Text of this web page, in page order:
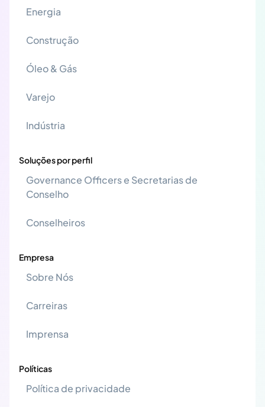
Energia
Construção
Óleo & Gás
Varejo
Indústria
Soluções por perfil
Governance Officers e Secretarias de
Conselho
Conselheiros
Empresa
Sobre Nós
Carreiras
Imprensa
Políticas
Política de privacidade